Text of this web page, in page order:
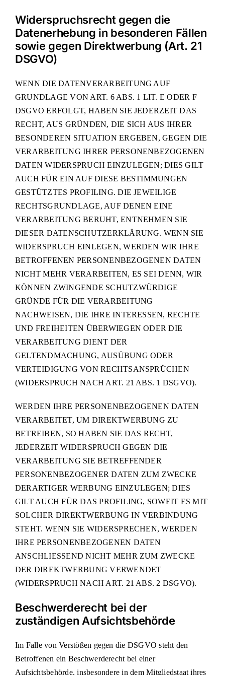
Widerspruchsrecht gegen die
Datenerhebung in besonderen Fällen
sowie gegen Direktwerbung (Art. 21
DSGVO)
WENN DIE DATENVERARBEITUNG AUF
GRUNDLAGE VON ART. 6 ABS. 1 LIT. E ODER F
DSGVO ERFOLGT, HABEN SIE JEDERZEIT DAS
RECHT, AUS GRÜNDEN, DIE SICH AUS IHRER
BESONDEREN SITUATION ERGEBEN, GEGEN DIE
VERARBEITUNG IHRER PERSONENBEZOGENEN
DATEN WIDERSPRUCH EINZULEGEN; DIES GILT
AUCH FÜR EIN AUF DIESE BESTIMMUNGEN
GESTÜTZTES PROFILING. DIE JEWEILIGE
RECHTSGRUNDLAGE, AUF DENEN EINE
VERARBEITUNG BERUHT, ENTNEHMEN SIE
DIESER DATENSCHUTZERKLÄRUNG. WENN SIE
WIDERSPRUCH EINLEGEN, WERDEN WIR IHRE
BETROFFENEN PERSONENBEZOGENEN DATEN
NICHT MEHR VERARBEITEN, ES SEI DENN, WIR
KÖNNEN ZWINGENDE SCHUTZWÜRDIGE
GRÜNDE FÜR DIE VERARBEITUNG
NACHWEISEN, DIE IHRE INTERESSEN, RECHTE
UND FREIHEITEN ÜBERWIEGEN ODER DIE
VERARBEITUNG DIENT DER
GELTENDMACHUNG, AUSÜBUNG ODER
VERTEIDIGUNG VON RECHTSANSPRÜCHEN
(WIDERSPRUCH NACH ART. 21 ABS. 1 DSGVO).
WERDEN IHRE PERSONENBEZOGENEN DATEN
VERARBEITET, UM DIREKTWERBUNG ZU
BETREIBEN, SO HABEN SIE DAS RECHT,
JEDERZEIT WIDERSPRUCH GEGEN DIE
VERARBEITUNG SIE BETREFFENDER
PERSONENBEZOGENER DATEN ZUM ZWECKE
DERARTIGER WERBUNG EINZULEGEN; DIES
GILT AUCH FÜR DAS PROFILING, SOWEIT ES MIT
SOLCHER DIREKTWERBUNG IN VERBINDUNG
STEHT. WENN SIE WIDERSPRECHEN, WERDEN
IHRE PERSONENBEZOGENEN DATEN
ANSCHLIESSEND NICHT MEHR ZUM ZWECKE
DER DIREKTWERBUNG VERWENDET
(WIDERSPRUCH NACH ART. 21 ABS. 2 DSGVO).
Beschwerde­recht bei der
zuständigen Aufsichts­behörde
Im Falle von Verstößen gegen die DSGVO steht den
Betroffenen ein Beschwerderecht bei einer
Aufsichtsbehörde, insbesondere in dem Mitgliedstaat ihres